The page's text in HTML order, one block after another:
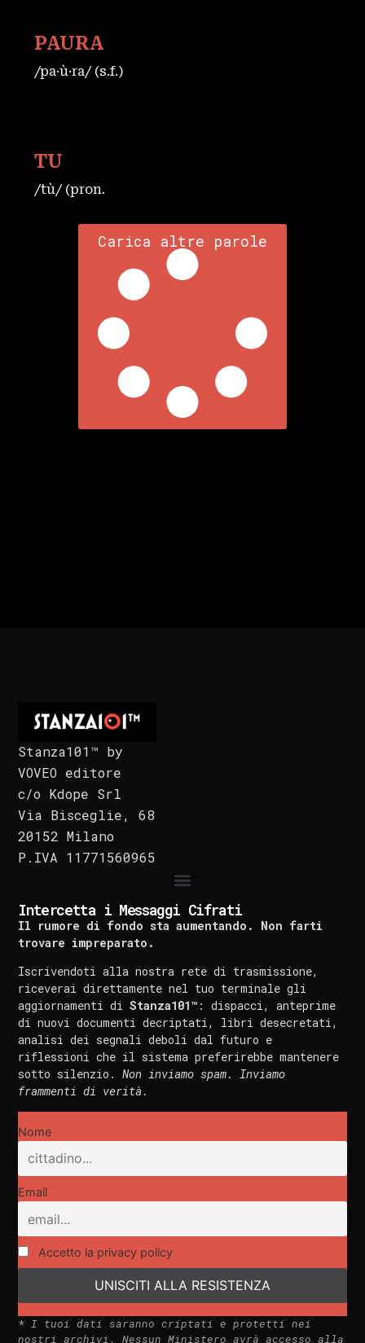
PAURA
/pa·ù·ra/ (s.f.)
TU
/tù/ (pron.
Carica altre parole
Stanza101™ by
VOVEO editore
c/o Kdope Srl
Via Bisceglie, 68
20152 Milano
P.IVA 11771560965
Intercetta i Messaggi Cifrati
Il rumore di fondo sta aumentando. Non farti
trovare impreparato.
Iscrivendoti alla nostra rete di trasmissione,
riceverai direttamente nel tuo terminale gli
aggiornamenti diStanza101™ : dispacci, anteprime
di nuovi documenti decriptati, libri desecretati,
analisi dei segnali deboli dal futuro e
riflessioni che il sistema preferirebbe mantenere
sotto silenzio.Non inviamo spam. Inviamo
frammenti di verità.
Nome
Email
Accetto la privacy policy
* I tuoi dati saranno criptati e protetti nei
nostri archivi. Nessun Ministero avrà accesso alla